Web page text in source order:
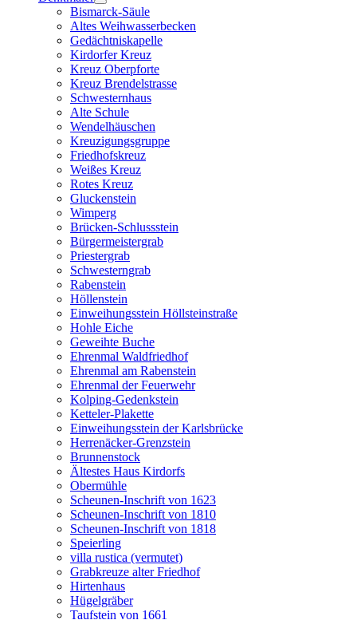
Bismarck-Säule
Altes Weihwasserbecken
Gedächtniskapelle
Kirdorfer Kreuz
Kreuz Oberpforte
Kreuz Brendelstrasse
Schwesternhaus
Alte Schule
Wendelhäuschen
Kreuzigungsgruppe
Friedhofskreuz
Weißes Kreuz
Rotes Kreuz
Gluckenstein
Wimperg
Brücken-Schlussstein
Bürgermeistergrab
Priestergrab
Schwesterngrab
Rabenstein
Höllenstein
Einweihungsstein Höllsteinstraße
Hohle Eiche
Geweihte Buche
Ehrenmal Waldfriedhof
Ehrenmal am Rabenstein
Ehrenmal der Feuerwehr
Kolping-Gedenkstein
Ketteler-Plakette
Einweihungsstein der Karlsbrücke
Herrenäcker-Grenzstein
Brunnenstock
Ältestes Haus Kirdorfs
Obermühle
Scheunen-Inschrift von 1623
Scheunen-Inschrift von 1810
Scheunen-Inschrift von 1818
Speierling
villa rustica (vermutet)
Grabkreuze alter Friedhof
Hirtenhaus
Hügelgräber
Taufstein von 1661